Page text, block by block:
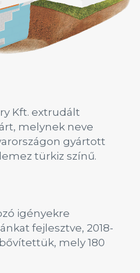
Kft. extrudált
melynek neve
gyártott
türkiz színű.
igényekre
fejlesztve, 2018-
mely 180